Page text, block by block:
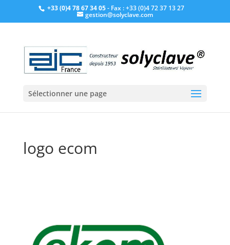
+33 (0)4 78 67 34 05- Fax : +33 (0)4 72 37 13 27
gestion@solyclave.com
Sélectionner une page
logo ecom